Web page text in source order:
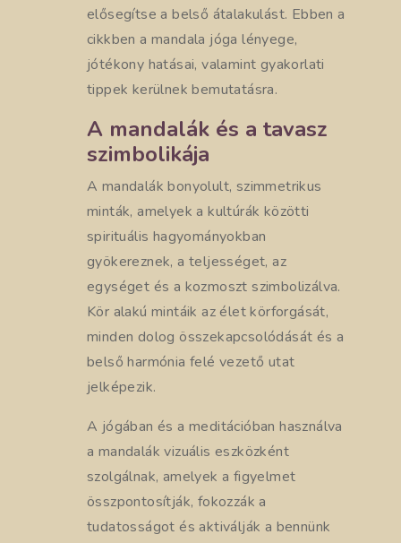
elősegítse a belső átalakulást. Ebben a
cikkben a mandala jóga lényege,
jótékony hatásai, valamint gyakorlati
tippek kerülnek bemutatásra.
A mandalák és a tavasz
szimbolikája
A mandalák bonyolult, szimmetrikus
minták, amelyek a kultúrák közötti
spirituális hagyományokban
gyökereznek, a teljességet, az
egységet és a kozmoszt szimbolizálva.
Kör alakú mintáik az élet körforgását,
minden dolog összekapcsolódását és a
belső harmónia felé vezető utat
jelképezik.
A jógában és a meditációban használva
a mandalák vizuális eszközként
szolgálnak, amelyek a figyelmet
összpontosítják, fokozzák a
tudatosságot és aktiválják a bennünk